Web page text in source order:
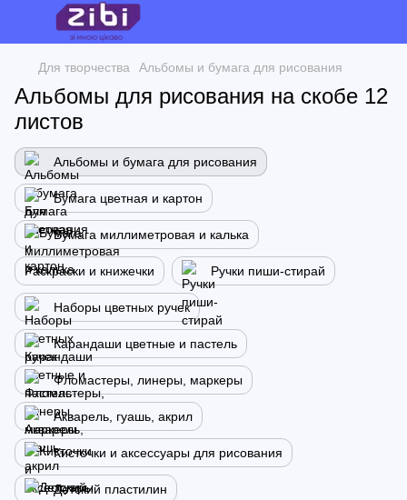
Для творчества Альбомы и бумага для рисования
Альбомы для рисования на скобе 12
листов
Альбомы и бумага для рисования
Бумага цветная и картон
Бумага миллиметровая и калька
Раскраски и книжечки Ручки пиши-стирай
Наборы цветных ручек
Карандаши цветные и пастель
Фломастеры, линеры, маркеры
Акварель, гуашь, акрил
Кисточки и аксессуары для рисования
Детский пластилин